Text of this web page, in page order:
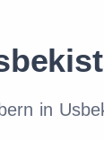
in